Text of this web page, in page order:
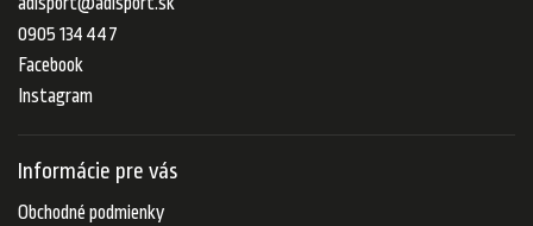
0905 134 447
Facebook
Instagram
Informácie pre vás
Obchodné podmienky